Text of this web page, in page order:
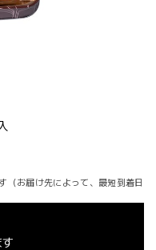
（お届け先によって、最短到着日